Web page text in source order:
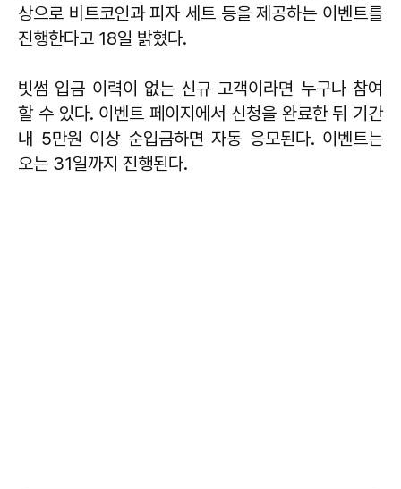
상으로 비트코인과 피자 세트 등을 제공하는 이벤트를
진행한다고 18일 밝혔다.
빗썸 입금 이력이 없는 신규 고객이라면 누구나 참여
할 수 있다. 이벤트 페이지에서 신청을 완료한 뒤 기간
내 5만원 이상 순입금하면 자동 응모된다. 이벤트는
오는 31일까지 진행된다.